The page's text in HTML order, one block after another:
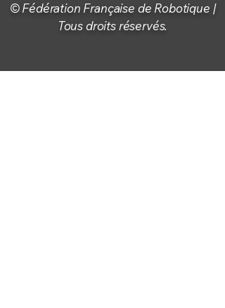
© Fédération Française de Robotique |
Tous droits réservés.